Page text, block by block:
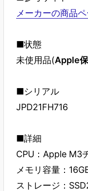
メーカーの商品
■状態
未使用品(Apple
■シリアル
JPD21FH716
■詳細
CPU：Apple M3
メモリ容量：
ストレージ：